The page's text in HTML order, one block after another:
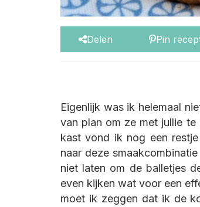
Delen Pin
Eigenlijk was ik helemaal
van plan om ze met jullie
kast vond ik nog een
naar deze
niet laten om de balletjes
even kijken wat voor een
moet ik zeggen dat ik de